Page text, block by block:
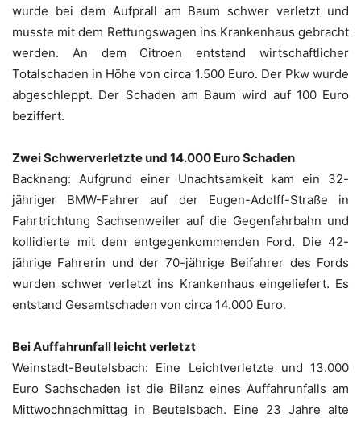
wurde bei dem Aufprall am Baum schwer verletzt und
musste mit dem Rettungswagen ins Krankenhaus gebracht
werden. An dem Citroen entstand wirtschaftlicher
Totalschaden in Höhe von circa 1.500 Euro. Der Pkw wurde
abgeschleppt. Der Schaden am Baum wird auf 100 Euro
beziffert.
Zwei Schwerverletzte und 14.000 Euro Schaden
Backnang: Aufgrund einer Unachtsamkeit kam ein 32-
jähriger BMW-Fahrer auf der Eugen-Adolff-Straße in
Fahrtrichtung Sachsenweiler auf die Gegenfahrbahn und
kollidierte mit dem entgegenkommenden Ford. Die 42-
jährige Fahrerin und der 70-jährige Beifahrer des Fords
wurden schwer verletzt ins Krankenhaus eingeliefert. Es
entstand Gesamtschaden von circa 14.000 Euro.
Bei Auffahrunfall leicht verletzt
Weinstadt-Beutelsbach: Eine Leichtverletzte und 13.000
Euro Sachschaden ist die Bilanz eines Auffahrunfalls am
Mittwochnachmittag in Beutelsbach. Eine 23 Jahre alte